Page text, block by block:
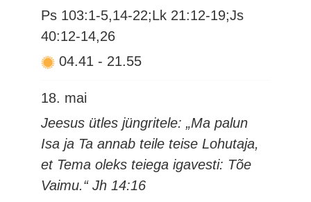
Ps 103:1-5,14-22;Lk 21:12-19;Js
40:12-14,26
04.41 - 21.55
18. mai
Jeesus ütles jüngritele: „Ma palun
Isa ja Ta annab teile teise Lohutaja,
et Tema oleks teiega igavesti: Tõe
Vaimu.“ Jh 14:16